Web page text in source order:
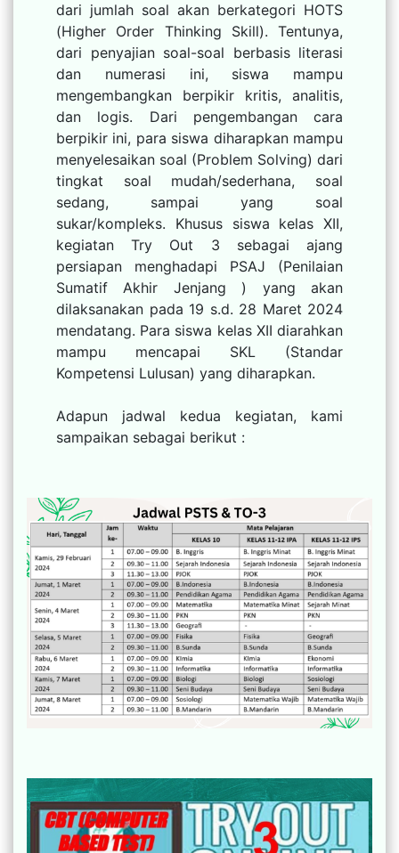
dari jumlah soal akan berkategori HOTS
(Higher Order Thinking Skill). Tentunya,
dari penyajian soal-soal berbasis literasi
dan numerasi ini, siswa mampu
mengembangkan berpikir kritis, analitis,
dan logis. Dari pengembangan cara
berpikir ini, para siswa diharapkan mampu
menyelesaikan soal (Problem Solving) dari
tingkat soal mudah/sederhana, soal
sedang, sampai yang soal
sukar/kompleks. Khusus siswa kelas XII,
kegiatan Try Out 3 sebagai ajang
persiapan menghadapi PSAJ (Penilaian
Sumatif Akhir Jenjang ) yang akan
dilaksanakan pada 19 s.d. 28 Maret 2024
mendatang. Para siswa kelas XII diarahkan
mampu mencapai SKL (Standar
Kompetensi Lulusan) yang diharapkan.
Adapun jadwal kedua kegiatan, kami
sampaikan sebagai berikut :